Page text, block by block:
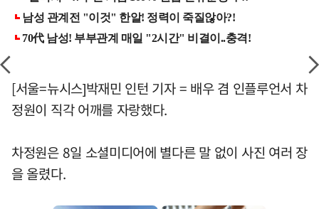
[서울=뉴시스]박재민 인턴 기자 = 배우 겸 인플루언서 차
정원이 직각 어깨를 자랑했다.
차정원은 8일 소셜미디어에 별다른 말 없이 사진 여러 장
을 올렸다.